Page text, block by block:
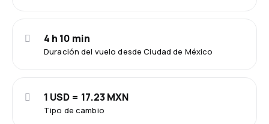
Duración del vuelo desde Ciudad de México
4 h 10 min
Tipo de cambio
1 USD = 17.23 MXN